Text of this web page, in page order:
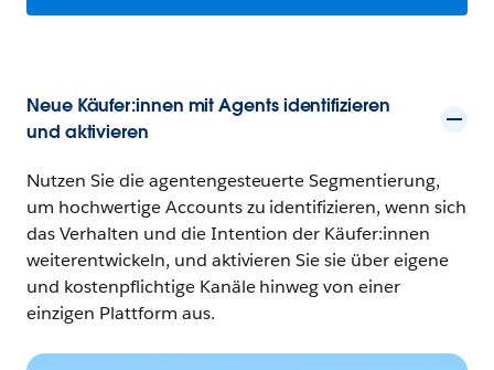
Neue Käufer:innen mit Agents identifizieren
und aktivieren
Nutzen Sie die agentengesteuerte Segmentierung,
um hochwertige Accounts zu identifizieren, wenn sich
das Verhalten und die Intention der Käufer:innen
weiterentwickeln, und aktivieren Sie sie über eigene
und kostenpflichtige Kanäle hinweg von einer
einzigen Plattform aus.